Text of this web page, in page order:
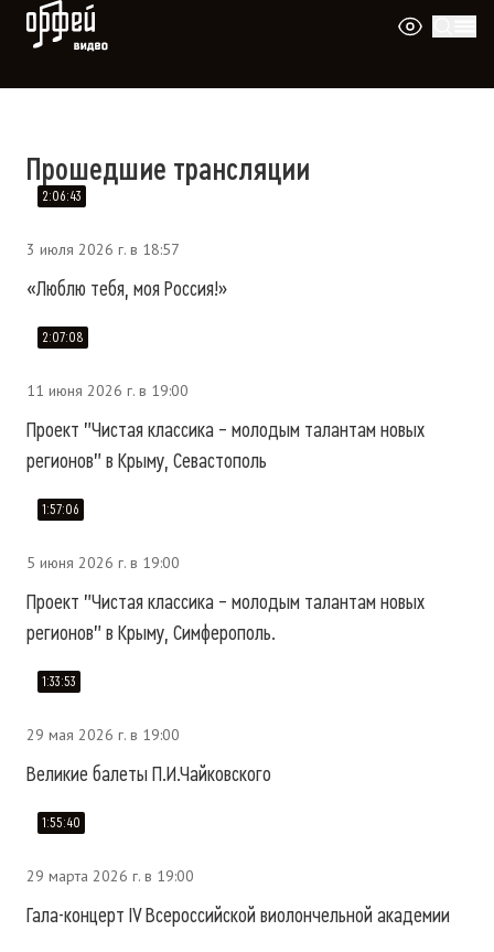
Видео Орфей
Прошедшие трансляции
2:06:43
3 июля 2026 г. в 18:57
«Люблю тебя, моя Россия!»
2:07:08
11 июня 2026 г. в 19:00
Проект "Чистая классика – молодым талантам новых
регионов" в Крыму, Севастополь
1:57:06
5 июня 2026 г. в 19:00
Проект "Чистая классика – молодым талантам новых
регионов" в Крыму, Симферополь.
1:33:53
29 мая 2026 г. в 19:00
Великие балеты П.И.Чайковского
1:55:40
29 марта 2026 г. в 19:00
Гала-концерт IV Всероссийской виолончельной академии